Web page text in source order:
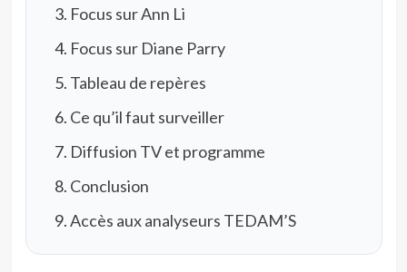
Focus sur Ann Li
Focus sur Diane Parry
Tableau de repères
Ce qu’il faut surveiller
Diffusion TV et programme
Conclusion
Accès aux analyseurs TEDAM’S